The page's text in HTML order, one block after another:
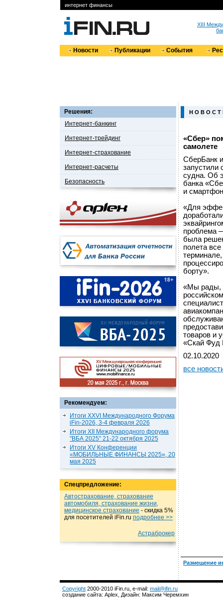
интернет финансы
XIII
Новости Публикации События
Решения:
Интернет-банкинг
Интернет-трейдинг
Интернет-страхование
Интернет-расчеты
Безопасность
Рекомендуем:
Итоги XXVI Международного Форума
iFin-2026, 3-4 февраля 2026
Итоги XII Международного форума
"ВБА 2025" 21-22 октября 2025
Итоги XV Конференции
«МОБИЛЬНЫЕ ФИНАНСЫ 2025», 20
мая 2025
Спецпредложение:
Автострахование, страхование
автомобиля, страхование жизни,
медицинское страхование - cкидка 5%
для посетителей iFin.ru подробнеe >>
Астраброкер
Н О В О С Т
«Сбер»
самолете
СберБанк
запустили
судна. Об
банка
и
«Для
проблема
была
полета
борту».
«Мы рады,
товаров и
«Скай Фуд
02.10.2020
все
Размещение
Copyright 2000-2010 iFin.ru, e-mail: mail@ifin.ru
создание сайта: Aplex, Дизайн: Максим Черемхин